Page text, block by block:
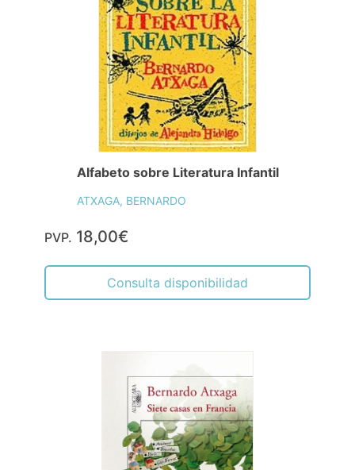
Alfabeto sobre Literatura Infantil
ATXAGA, BERNARDO
PVP. 18,00€
Consulta disponibilidad